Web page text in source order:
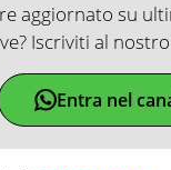
aggiornato su
Iscriviti al
Entra nel